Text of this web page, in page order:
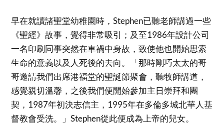
早在就讀諸聖堂幼稚園時，Stephen已聽老師講過一些
《聖經》故事，覺得非常吸引；及至1986年設計公司
一名印刷同事突然在車禍中身故，致使他也開始思索
生命的意義以及人死後的去向。「那時剛巧太太的哥
哥邀請我們出席港福堂的聖誕節聚會，聽牧師講道，
感覺親切溫馨，之後我們便開始參加主日崇拜和團
契，1987年初決志信主，1995年在多倫多城北華人基
督教會受洗。」Stephen從此便成為上帝的兒女。